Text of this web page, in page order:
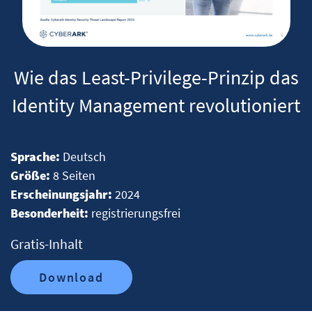
Wie das Least-Privilege-Prinzip das
Identity Management revolutioniert
Sprache: Deutsch
Größe: 8 Seiten
Erscheinungsjahr: 2024
Besonderheit: registrierungsfrei
Gratis-Inhalt
Download